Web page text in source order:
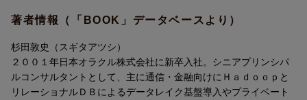
著者情報（「BOOK」データベースより）
杉田敦史（スギタアツシ）
２００１年日本オラクル株式会社に新卒入社。シニアプリンシパ
ルコンサルタントとして、主に通信・金融向けにＨａｄｏｏｐと
リレーショナルＤＢによるデータレイク基盤導入やプライベート